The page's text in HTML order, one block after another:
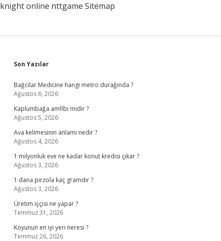
knight online nttgame Sitemap
Sidebar
Son Yazılar
Bağcılar Medicine hangi metro durağında ?
Ağustos 6, 2026
Kaplumbağa amfibi midir ?
Ağustos 5, 2026
Ava kelimesinin anlamı nedir ?
Ağustos 4, 2026
1 milyonluk eve ne kadar konut kredisi çıkar ?
Ağustos 3, 2026
1 dana pirzola kaç gramdır ?
Ağustos 3, 2026
Üretim işçisi ne yapar ?
Temmuz 31, 2026
Koyunun en iyi yeri neresi ?
Temmuz 26, 2026